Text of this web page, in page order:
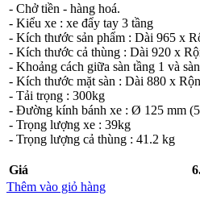
- Chở tiền - hàng hoá.
- Kiểu xe : xe đẩy tay 3 tầng
- Kích thước sản phẩm : Dài 965 x
- Kích thước cả thùng : Dài 920 x
- Khoảng cách giữa sàn tầng 1 và
- Kích thước mặt sàn : Dài 880 x
- Tải trọng : 300kg
- Đường kính bánh xe : Ø 125 mm
- Trọng lượng xe : 39kg
- Trọng lượng cả thùng : 41.2 kg
Giá
Thêm vào giỏ hàng